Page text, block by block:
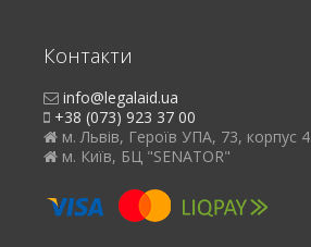
Контакти
info@legalaid.ua
+38 (073) 923 37 00
м. Львів, Героїв УПА, 73, корпус 4
м. Київ, БЦ "SENATOR"